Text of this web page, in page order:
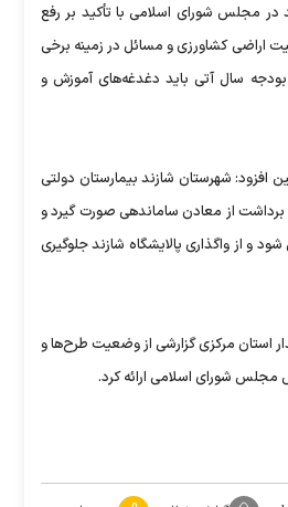
در مجلس شورای اسلامی با تأکید بر رفع
اراضی کشاورزی و مسائل در زمینه برخی
سال آتی باید دغدغه‌های آموزش و
افزود: شهرستان شازند بیمارستان دولتی
برداشت از معادن ساماندهی صورت گیرد و
و از واگذاری پالایشگاه شازند جلوگیری
استان مرکزی گزارشی از وضعیت طرح‌ها و
مجلس شورای اسلامی ارائه کرد.